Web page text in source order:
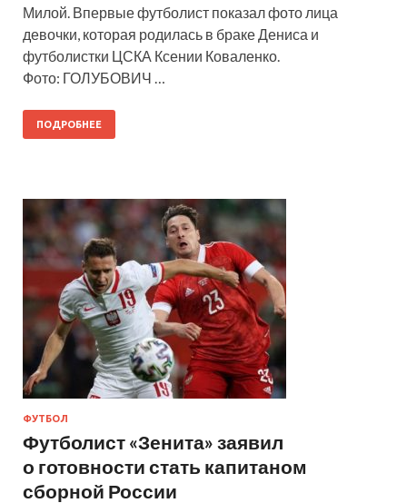
Милой. Впервые футболист показал фото лица
девочки, которая родилась в браке Дениса и
футболистки ЦСКА Ксении Коваленко.
Фото: ГОЛУБОВИЧ …
ПОДРОБНЕЕ
ФУТБОЛ
Футболист «Зенита» заявил
о готовности стать капитаном
сборной России